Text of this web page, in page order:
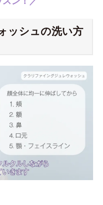
ッシュの洗い方